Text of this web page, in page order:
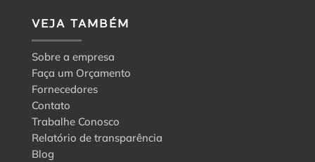
VEJA TAMBÉM
Sobre a empresa
Faça um Orçamento
Fornecedores
Contato
Trabalhe Conosco
Relatório de transparência
Blog